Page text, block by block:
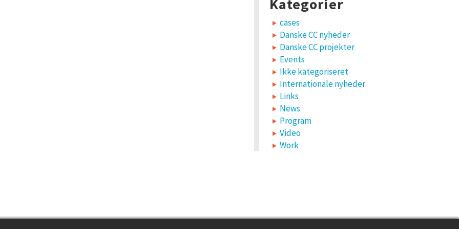
Kategorier
cases
Danske CC nyheder
Danske CC projekter
Events
Ikke kategoriseret
Internationale nyheder
Links
News
Program
Video
Work